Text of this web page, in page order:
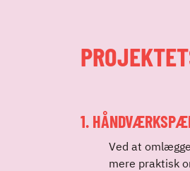
1.
Ved at
mere praktisk